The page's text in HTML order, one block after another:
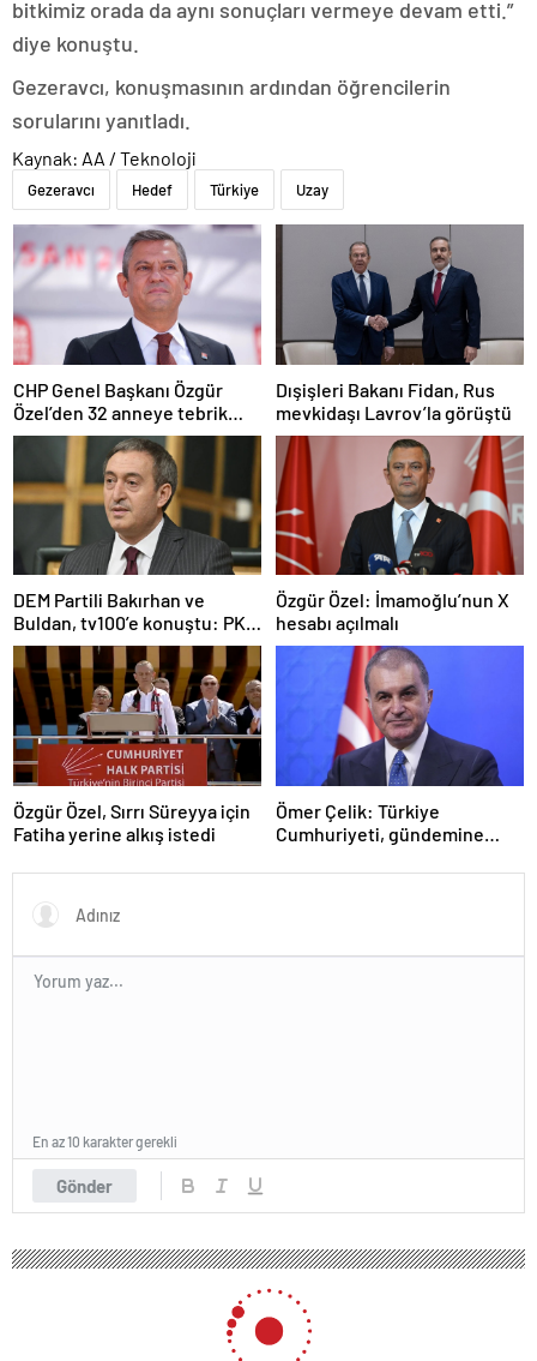
bitkimiz orada da aynı sonuçları vermeye devam etti.”
diye konuştu.
Gezeravcı, konuşmasının ardından öğrencilerin
sorularını yanıtladı.
Kaynak: AA / Teknoloji
Gezeravcı Hedef Türkiye Uzay
CHP Genel Başkanı Özgür
Özel’den 32 anneye tebrik
telefonu
Dışişleri Bakanı Fidan, Rus
mevkidaşı Lavrov’la görüştü
DEM Partili Bakırhan ve
Buldan, tv100’e konuştu: PKK
ne zaman kendini feshedecek
Özgür Özel: İmamoğlu’nun X
hesabı açılmalı
Özgür Özel, Sırrı Süreyya için
Fatiha yerine alkış istedi
Ömer Çelik: Türkiye
Cumhuriyeti, gündemine
Gönder
En az 10 karakter gerekli